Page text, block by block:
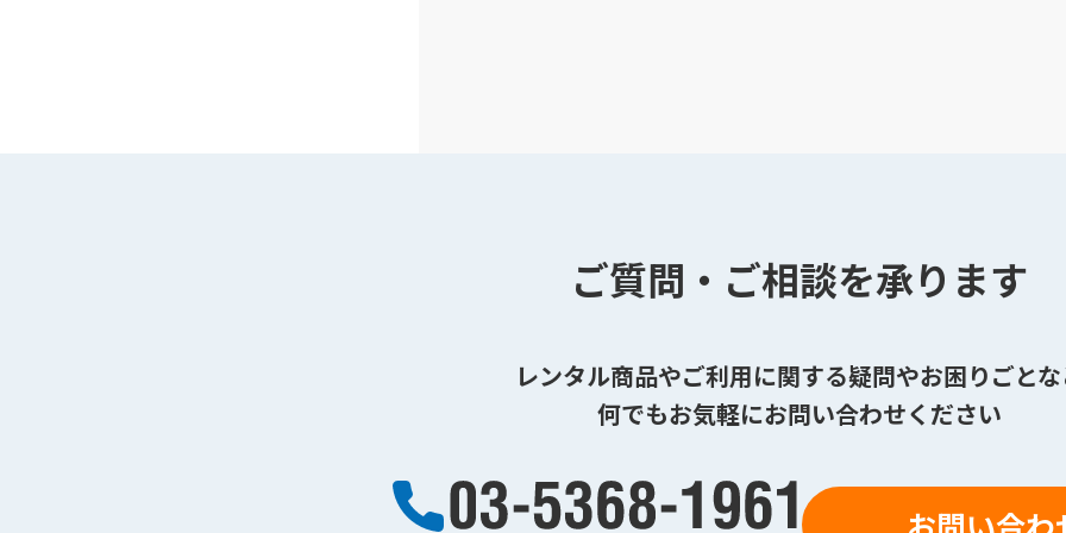
ご質問・ご相談を承ります
レンタル商品やご利用に関する疑問やお困りごと
何でもお気軽にお問い合わせください